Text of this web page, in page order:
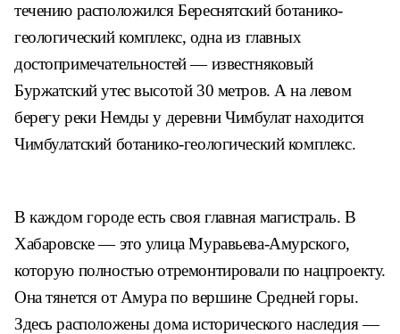
течению расположился Береснятский ботанико-
геологический комплекс, одна из главных
достопримечательностей — известняковый
Буржатский утес высотой 30 метров. А на левом
берегу реки Немды у деревни Чимбулат находится
Чимбулатский ботанико-геологический комплекс.
В каждом городе есть своя главная магистраль. В
Хабаровске — это улица Муравьева-Амурского,
которую полностью отремонтировали по нацпроекту.
Она тянется от Амура по вершине Средней горы.
Здесь расположены дома исторического наследия ―